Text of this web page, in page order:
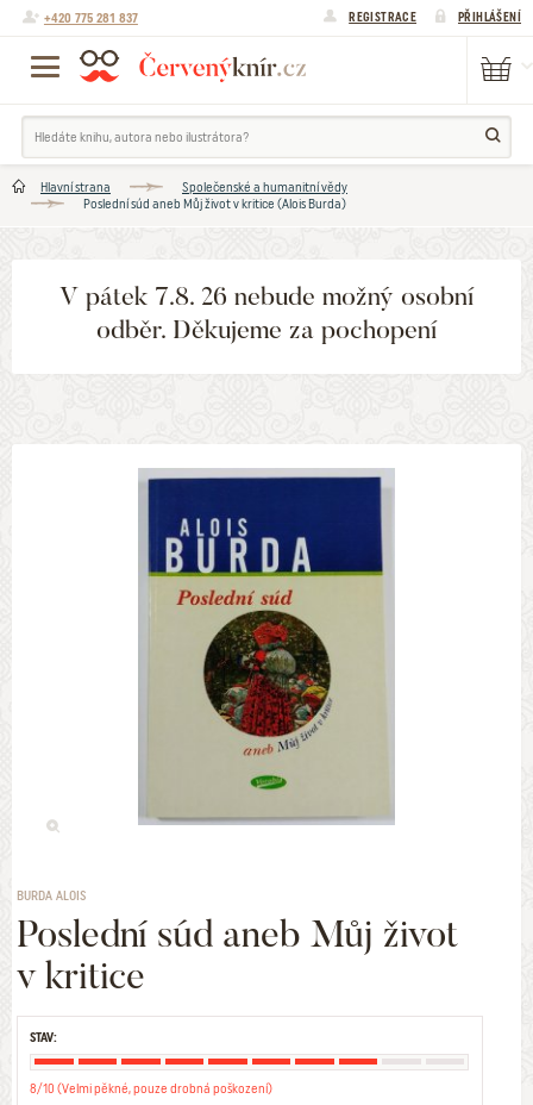
+420 775 281 837 REGISTRACE PŘIHLÁŠENÍ
Hlavní strana
Společenské a humanitní vědy
Poslední súd aneb Můj život v kritice (Alois Burda)
V pátek 7.8. 26 nebude možný osobní
odběr. Děkujeme za pochopení
BURDA ALOIS
Poslední súd aneb Můj život
v kritice
STAV:
8/10 (Velmi pěkné, pouze drobná poškození)